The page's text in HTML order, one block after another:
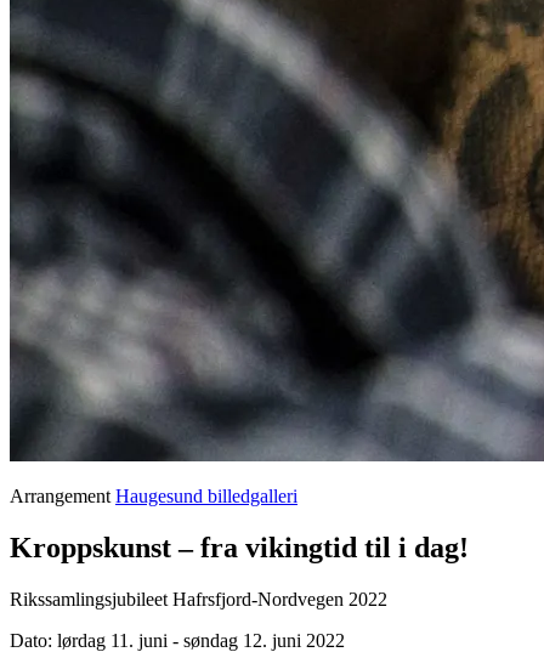
Arrangement Haugesund billedgalleri
Kroppskunst – fra vikingtid til i dag!
Rikssamlingsjubileet Hafrsfjord-Nordvegen 2022
Dato: lørdag 11. juni - søndag 12. juni 2022